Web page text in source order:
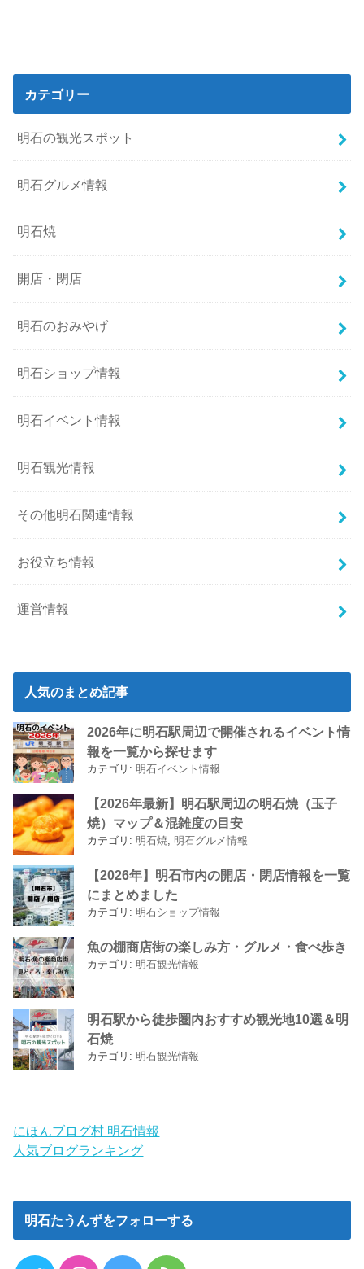
カテゴリー
明石の観光スポット
明石グルメ情報
明石焼
開店・閉店
明石のおみやげ
明石ショップ情報
明石イベント情報
明石観光情報
その他明石関連情報
お役立ち情報
運営情報
人気のまとめ記事
2026年に明石駅周辺で開催されるイベント情
報を一覧から探せます
カテゴリ: 明石イベント情報
【2026年最新】明石駅周辺の明石焼（玉子
焼）マップ＆混雑度の目安
カテゴリ:明石焼,明石グルメ情報
【2026年】明石市内の開店・閉店情報を一覧
にまとめました
カテゴリ:明石ショップ情報
魚の棚商店街の楽しみ方・グルメ・食べ歩き
カテゴリ:明石観光情報
明石駅から徒歩圏内おすすめ観光地10選＆明
石焼
カテゴリ:明石観光情報
にほんブログ村 明石情報
人気ブログランキング
明石たうんずをフォローする